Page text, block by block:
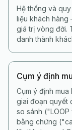
Hệ thống và
liệu khách hàng
giá trị vòng đời.
danh thành
Cụm ý định
Cụm ý định mua
giai đoạn quyết
so sánh
bằng chứng